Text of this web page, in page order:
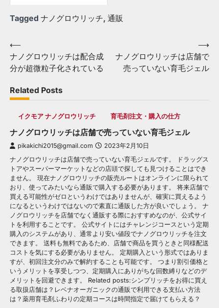
Tagged ナノグロウリッチ, 通販
Post
navigation
⟵
ナノグロウリッチは配合成
分が超微粒子化されている
ナノグロウリッチは店舗で
売っていない育毛ジェル
⟶
Related Posts
イクモア ナノグロウリッチ 育毛剤注文・購入の仕方
ナノグロウリッチは店舗で売っていない育毛ジェル
pikakichi2015@gmail.com 2023年2月10日
ナノグロウリッチは店舗で売っていない育毛ジェルです。 ドラッグス
トアやスーパーマーケットなどの店頭で探しても見つけることはでき
ません。 現在ナノグロウリッチの販売ルートはオンラインに限られて
おり、使ってみたいなら通販で購入する必要があります。 将来店舗で
買える可能性がゼロというわけではありませんが、確実に買えるよう
になるというわけではないので素直に通販した方が良いでしょう。 ナ
ノグロウリッチを店舗でなく通販する際におすすめなのが、公式サイ
トを利用することです。 公式サイトにはチャレンジコースという定期
購入のシステムがあり、通常より安い値段でナノグロウリッチを注文
できます。 送料も無料であるため、店舗で商品を買うときと同様配送
コストを気にする必要がありません。 定期購入という形式ではありま
すが、初回注文分のみで解約することも可能です。 つまり割引価格と
いうメリットを享受しつつ、定期購入にありがちな回数縛りなどのデ
メリットを回避できます。 Related posts:シンプリッチをお得に買え
る取扱店舗は？レベナオーガニックの通販で利用できる支払い方法
は？薬用育毛剤ふわりの定期コースは時間指定で届けてもらえる？